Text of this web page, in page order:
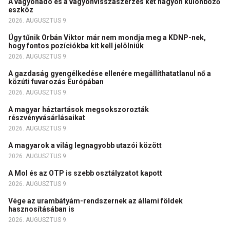
eszköz
2026. AUGUSZTUS 9.
Úgy tűnik Orbán Viktor már nem mondja meg a KDNP-nek,
hogy fontos pozíciókba kit kell jelölniük
2026. AUGUSZTUS 9.
A gazdaság gyengélkedése ellenére megállíthatatlanul nő a
közúti fuvarozás Európában
2026. AUGUSZTUS 9.
A magyar háztartások megsokszorozták
részvényvásárlásaikat
2026. AUGUSZTUS 9.
A magyarok a világ legnagyobb utazói között
2026. AUGUSZTUS 9.
A Mol és az OTP is szebb osztályzatot kapott
2026. AUGUSZTUS 9.
Vége az urambátyám-rendszernek az állami földek
hasznosításában is
2026. AUGUSZTUS 9.